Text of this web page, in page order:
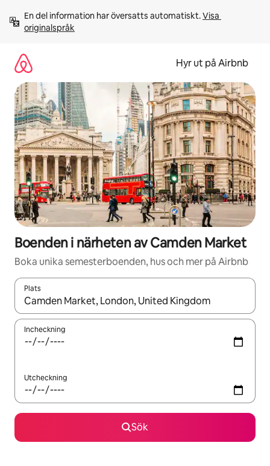
innehåll
En del information har översatts automatiskt. Visa
originalspråk
Hyr ut på Airbnb
Boenden i närheten av Camden Market
Boka unika semesterboenden, hus och mer på Airbnb
Plats
När resultaten är tillgängliga kan du navigera med upp- och
Incheckning
Utcheckning
Sök